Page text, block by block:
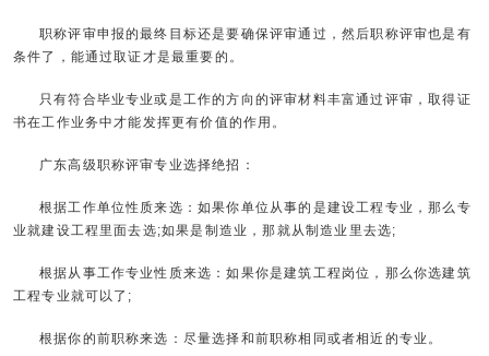
职称评审申报的最终目标还是要确保评审通过，然后职称评审也是有
条件了，能通过取证才是最重要的。
只有符合毕业专业或是工作的方向的评审材料丰富通过评审，取得证
书在工作业务中才能发挥更有价值的作用。
广东高级职称评审专业选择绝招：
根据工作单位性质来选：如果你单位从事的是建设工程专业，那么专
业就建设工程里面去选;如果是制造业，那就从制造业里去选;
根据从事工作专业性质来选：如果你是建筑工程岗位，那么你选建筑
工程专业就可以了;
根据你的前职称来选：尽量选择和前职称相同或者相近的专业。